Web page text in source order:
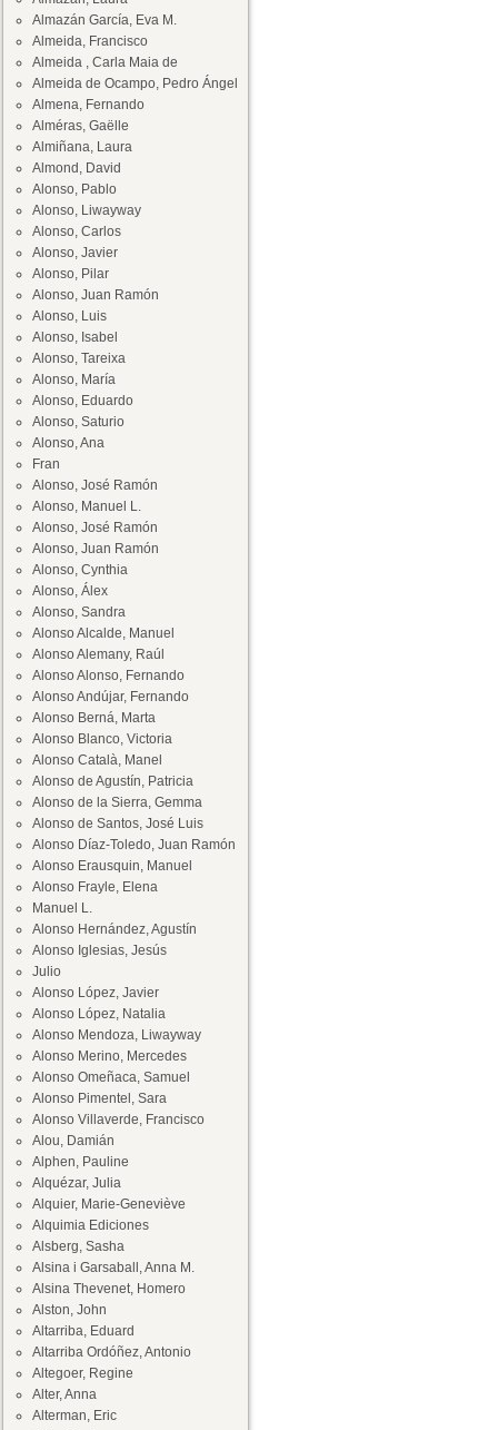
Almazán García, Eva M.
Almeida, Francisco
Almeida , Carla Maia de
Almeida de Ocampo, Pedro Ángel
Almena, Fernando
Alméras, Gaëlle
Almiñana, Laura
Almond, David
Alonso, Pablo
Alonso, Liwayway
Alonso, Carlos
Alonso, Javier
Alonso, Pilar
Alonso, Juan Ramón
Alonso, Luis
Alonso, Isabel
Alonso, Tareixa
Alonso, María
Alonso, Eduardo
Alonso, Saturio
Alonso, Ana
Fran
Alonso, José Ramón
Alonso, Manuel L.
Alonso, José Ramón
Alonso, Juan Ramón
Alonso, Cynthia
Alonso, Álex
Alonso, Sandra
Alonso Alcalde, Manuel
Alonso Alemany, Raúl
Alonso Alonso, Fernando
Alonso Andújar, Fernando
Alonso Berná, Marta
Alonso Blanco, Victoria
Alonso Català, Manel
Alonso de Agustín, Patricia
Alonso de la Sierra, Gemma
Alonso de Santos, José Luis
Alonso Díaz-Toledo, Juan Ramón
Alonso Erausquin, Manuel
Alonso Frayle, Elena
Manuel L.
Alonso Hernández, Agustín
Alonso Iglesias, Jesús
Julio
Alonso López, Javier
Alonso López, Natalia
Alonso Mendoza, Liwayway
Alonso Merino, Mercedes
Alonso Omeñaca, Samuel
Alonso Pimentel, Sara
Alonso Villaverde, Francisco
Alou, Damián
Alphen, Pauline
Alquézar, Julia
Alquier, Marie-Geneviève
Alquimia Ediciones
Alsberg, Sasha
Alsina i Garsaball, Anna M.
Alsina Thevenet, Homero
Alston, John
Altarriba, Eduard
Altarriba Ordóñez, Antonio
Altegoer, Regine
Alter, Anna
Alterman, Eric